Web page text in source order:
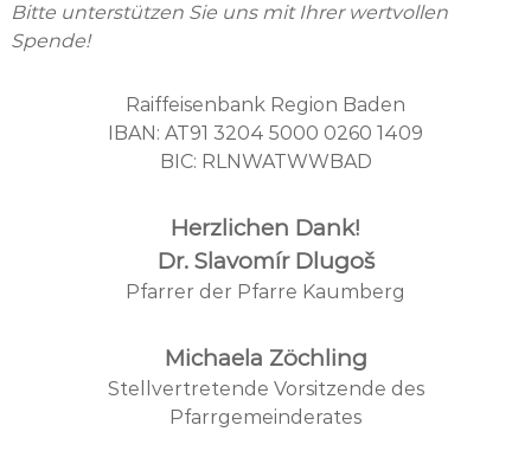
Bitte unterstützen Sie uns mit Ihrer wertvollen
Spende!
Raiffeisenbank Region Baden
IBAN: AT91 3204 5000 0260 1409
BIC: RLNWATWWBAD
Herzlichen Dank!
Dr. Slavomír Dlugoš
Pfarrer der Pfarre Kaumberg
Michaela Zöchling
Stellvertretende Vorsitzende des
Pfarrgemeinderates